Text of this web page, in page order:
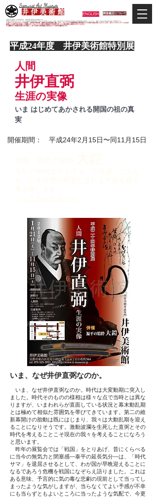
Samurai Art Museum
井 伊 美 術 館 ENGLISH 調査鑑定について
当館は日本唯一の甲冑武具・史料考証専門の美術館です。
平成29年度大河ドラマ「おんな城主 井伊直虎」の主人公直虎とされた人物、徳川四天王の筆頭井伊直政の直系後裔が運営しています。歴史と武具の本格派が集う美術館です。
＊当サイトにおけるすべての写真・文章等の著作権・版権は井伊美術館に属します。コピーなどの無断複製は著作権法上での例外を除き禁じられています。本サイトのコンテンツを代行
業者などの第三者に依頼して複製することは、たとえ個人や家庭内での利用であっても著作権法上認められていません。
※当館展示の刀剣類等は銃刀法に遵法し、​全て正真の刀剣登録証が添付されている事を確認済みです。
平成24年度 井伊美術館特別展
人間
井伊直弼
生涯の実像
いま はじめてあかされる開国の祖の真
実
開催期間： 平成24年2月15日〜同11月15日
いま、なぜ井伊直弼なのか。
いま、なぜ井伊直弼なのか。時代は大変動期に突入し
ました。時代そのものの様相は様々な点で当時とは異な
りますが、いまわれらが直面している状況と幕末動乱期
とは極めて相似た雰囲気を帯びてきています。第二の維
新幕開けの胎動は既にはじまり、我々は大動乱期を迎え
ることになりそうです。激動波瀾を生死した直弼とその
時代を考えることこそ現在の我々を考えることになろう
と思います。
昨年の展覧会では「戦国」をとりあげ、昔にくらべる
に当今の無気力と閉塞感―泰平の延長気分―は、「時代
サマ」を退屈させるとして、わが国が早晩迎えることに
なるであろう危機を戦国になぞらえ語りました。これは
ある意味、予言的に気の毒な悲劇の現前として当ってし
まったような気がしますが、当らなくてよい予感が不幸
にも当らずともよいところに当ったような気配で、今更